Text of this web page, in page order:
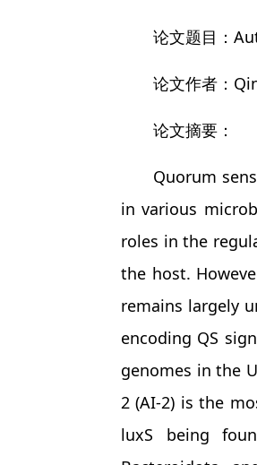
论文题目：
论文作者：
论文摘要：
Quorum
in various
roles in the
the host.
remains largely
encoding QS
genomes in the
2 (AI-2) is the
luxS being